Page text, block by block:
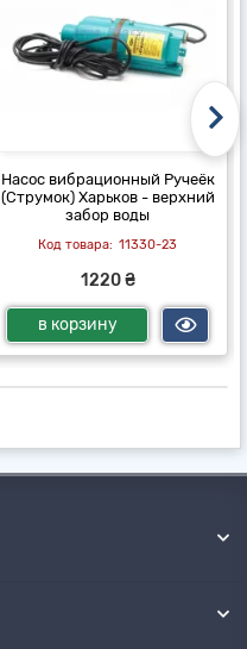
Насос вибрационный Ручеёк
(Струмок) Харьков - верхний
забор воды
11330-23
1220 ₴
в корзину